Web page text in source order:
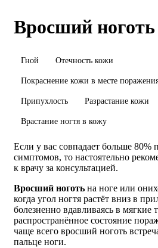
Вросший ноготь
Гной Отечность кожи
Покраснение кожи в месте
Припухлость Разрастание кожи
Врастание ногтя в кожу
Если у вас совпадает больше 80%
симптомов, то настоятельно
к врачу за консультацией.
Вросший ноготь на ноге или
когда угол ногтя растёт вниз в
болезненно вдавливаясь в мягкие
распространённое состояние
чаще всего вросший ноготь
пальце ноги.